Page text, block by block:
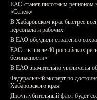
ЕАО станет пилотным регионом
«Сенеж»
В Хабаровском крае быстрее
персонала и рабочих
В ЕАО обсудили стратегию
ЕАО - в числе 40 российских
безопасности»
В ЕАО значительно увеличены
Федеральный эксперт по
Хабаровского края
Дноуглубительный флот будет